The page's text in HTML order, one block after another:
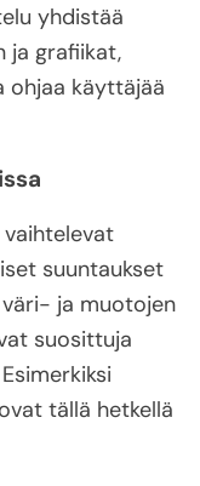
yhdistää
ja grafiikat,
ohjaa käyttäjää
suuntaukset
väri- ja muotojen
suosittuja
tällä hetkellä